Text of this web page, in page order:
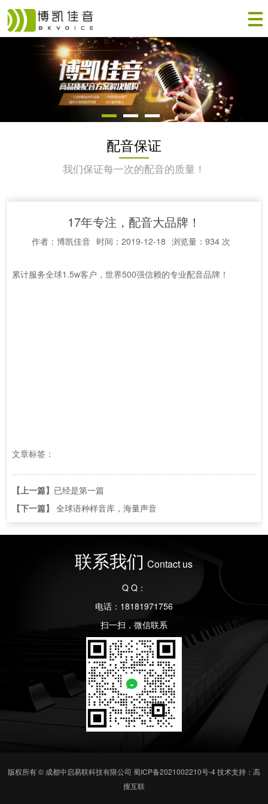
配音保证
我们保证每一次的配音的质量！
17年专注，配音大品牌！
作者：博凯佳音 时间：2019-12-18 浏览量：934 次
累计服务全球1.5w客户，世界500强信赖的专业配音品牌！
文章标签：
【上一篇】 已经是第一篇
【下一篇】 全球语种样音库，海量声音
联系我们 Contact us
Q Q：
电话：18181971756
扫一扫，微信联系
版权所有 © 成都中启易联科技有限公司 蜀ICP备2021002210号-4技术支持：高
搜互联